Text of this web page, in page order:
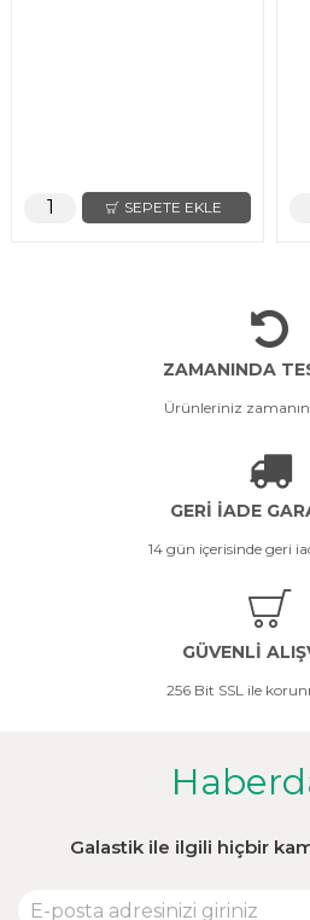
SEPETE EKLE
ZAMANINDA
Ürünleriniz
GERİ İADE
14 gün içerisinde geri
GÜVENLİ
256 Bit SSL ile
Galastik ile ilgili hiçbir